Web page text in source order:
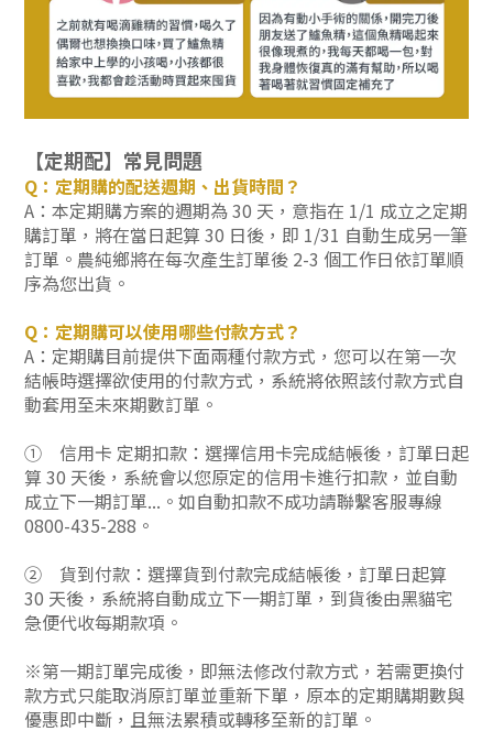
【定期配】常見問題
Q：定期購的配送週期、出貨時間？
A：本定期購方案的週期為 30 天，意指在 1/1 成立之定期
購訂單，將在當日起算 30 日後，即 1/31 自動生成另一筆
訂單。農純鄉將在每次產生訂單後 2-3 個工作日依訂單順
序為您出貨。
Q：定期購可以使用哪些付款方式？
A：定期購目前提供下面兩種付款方式，您可以在第一次
結帳時選擇欲使用的付款方式，系統將依照該付款方式自
動套用至未來期數訂單。
①
信用卡 定期扣款：選擇信用卡完成結帳後，訂單日起
算 30 天後，系統會以您原定的信用卡進行扣款，並自動
成立下一期訂單...。如自動扣款不成功請聯繫客服專線
0800-435-288。
②
貨到付款：選擇貨到付款完成結帳後， 訂單日起算
30 天後 ，系統將自動成立下一期訂單，到貨後由黑貓宅
急便代收每期款項。
※第一期訂單完成後，即無法修改付款方式，若需更換付
款方式只能取消原訂單並重新下單，原本的定期購期數與
優惠即中斷，且無法累積或轉移至新的訂單。